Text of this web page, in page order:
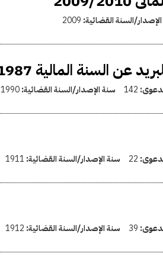
السنة القضائية: 2009
المالية 1987 / 1988
142 سنة الإصدار/السنة القضائية:1990
22 سنة الإصدار/السنة القضائية: 1911
39 سنة الإصدار/السنة القضائية: 1912